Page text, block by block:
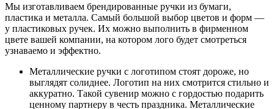
Мы изготавливаем брендированные ручки из бумаги,
пластика и металла. Самый большой выбор цветов и форм —
у пластиковых ручек. Их можно выполнить в фирменном
цвете вашей компании, на котором лого будет смотреться
узнаваемо и эффектно.
Металлические ручки с логотипом стоят дороже, но
выглядят солиднее. Логотип на них смотрится стильно и
аккуратно. Такой сувенир можно с гордостью подарить
ценному партнеру в честь праздника. Металлические